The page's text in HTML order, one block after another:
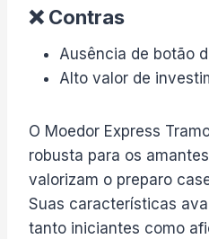
❌ Contras
Ausência de botão
Alto valor de
O Moedor Express
robusta para os
valorizam o preparo
Suas características
tanto iniciantes como